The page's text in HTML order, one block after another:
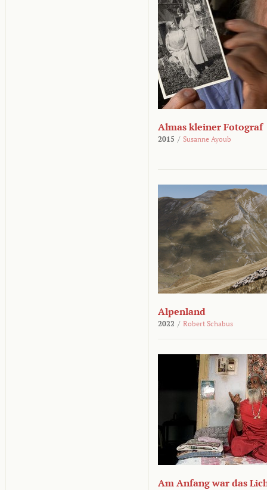
Almas kleiner Fotograf
2015 / Susanne Ayoub
Alpenland
2022 / Robert Schabus
Am Anfang war das